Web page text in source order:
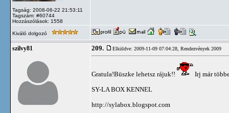
Tagság: 2008-06-22 21:53:11
Tagszám: #60744
Hozzászólások: 1558
Kiváló dolgozó
szilvy81 209. Elküldve: 2009-11-09 07:04:28, Rendezvények 2009
Gratula!Büszke lehetsz rájuk!! Irj már
SY-LA BOX KENNEL
http://sylabox.blogspot.com